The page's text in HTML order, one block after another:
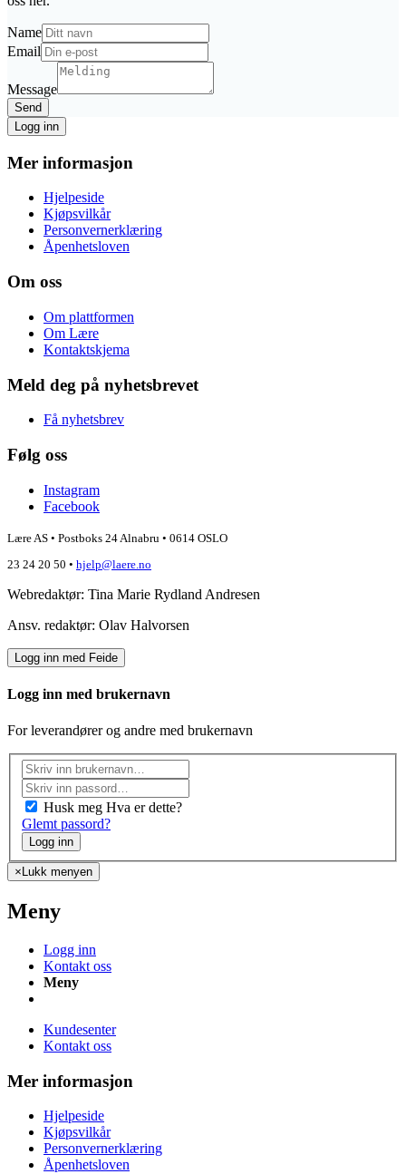
Name
Email
Message
Send
Logg inn
Mer informasjon
Hjelpeside
Kjøpsvilkår
Personvernerklæring
Åpenhetsloven
Om oss
Om plattformen
Om Lære
Kontaktskjema
Meld deg på nyhetsbrevet
Få nyhetsbrev
Følg oss
Instagram
Facebook
Lære AS • Postboks 24 Alnabru • 0614 OSLO
23 24 20 50 • hjelp@laere.no
Webredaktør: Tina Marie Rydland Andresen
Ansv. redaktør: Olav Halvorsen
Logg inn med Feide
Logg inn med brukernavn
For leverandører og andre med brukernavn
Husk meg Hva er dette?
Glemt passord?
Logg inn
× Lukk menyen
Meny
Logg inn
Kontakt oss
Meny
Kundesenter
Kontakt oss
Mer informasjon
Hjelpeside
Kjøpsvilkår
Personvernerklæring
Åpenhetsloven